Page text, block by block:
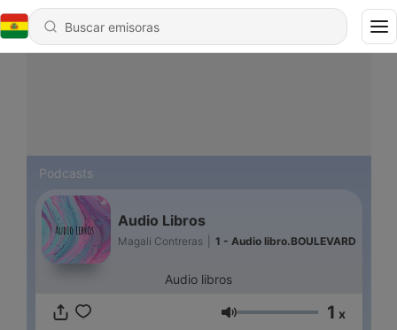
Podcasts
Audio Libros
Magali Contreras 1 - Audio libro.BOULEVARD
Audio libros
Volumen 1 x